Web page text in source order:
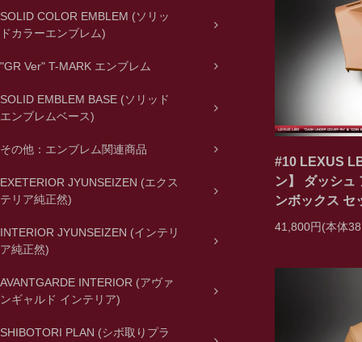
SOLID COLOR EMBLEM (ソリッ
ドカラーエンブレム)
"GR Ver" T-MARK エンブレム
SOLID EMBLEM BASE (ソリッド
エンブレムベース)
その他：エンブレム関連商品
EXETERIOR JYUNSEIZEN (エクス
テリア純正然)
INTERIOR JYUNSEIZEN (インテリ
ア純正然)
AVANTGARDE INTERIOR (アヴァ
ンギャルド インテリア)
SHIBOTORI PLAN (シボ取りプラ
#10 LEXUS
ン】 ダッシュ
ンボックス セ
41,800円(本体